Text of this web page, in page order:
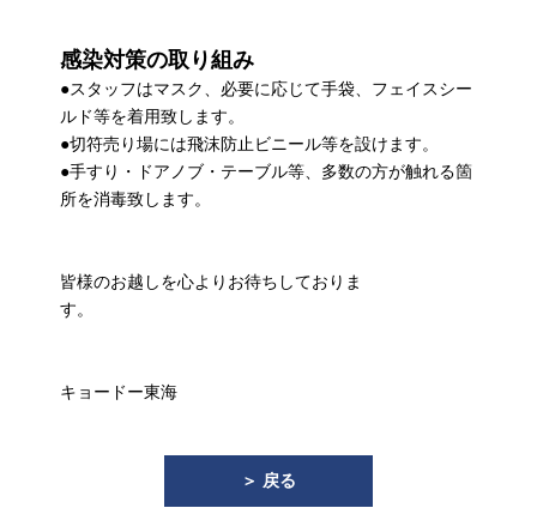
感染対策の取り組み
●スタッフはマスク、必要に応じて手袋、フェイスシー
ルド等を着用致します。
●切符売り場には飛沫防止ビニール等を設けます。
●手すり・ドアノブ・テーブル等、多数の方が触れる箇
所を消毒致します。
皆様のお越しを心よりお待ちしておりま
す。
キョードー東海
＞ 戻る